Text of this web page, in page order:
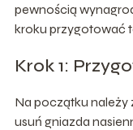
pewnością
kroku przygotować
Krok 1:
Na początku należy
usuń gniazda